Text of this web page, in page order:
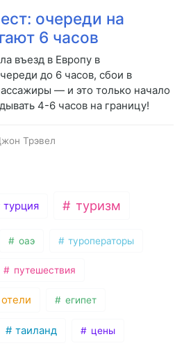
очереди на
6 часов
въезд в Европу в
до 6 часов, сбои в
— и это только начало
4-6 часов на границу!
Трэвел
турция туризм
оаэ туроператоры
путешествия
отели египет
таиланд цены